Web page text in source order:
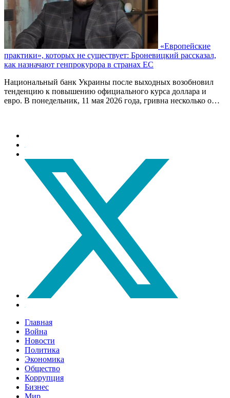
«Европейские
практики», которых не существует: Броневицкий рассказал,
как назначают генпрокурора в странах ЕС
Национальный банк Украины после выходных возобновил
тенденцию к повышению официального курса доллара и
евро. В понедельник, 11 мая 2026 года, гривна несколько о…
Главная
Война
Новости
Политика
Экономика
Общество
Коррупция
Бизнес
Мир